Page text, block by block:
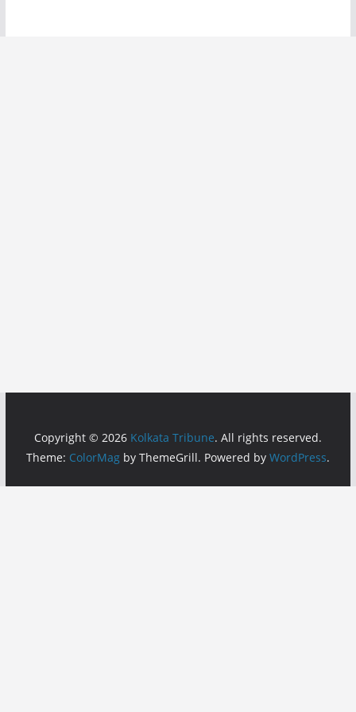
Copyright © 2026 Kolkata Tribune. All rights reserved.
Theme: ColorMagby ThemeGrill. Powered by WordPress.